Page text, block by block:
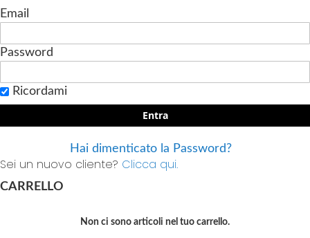
Email
Password
Ricordami
Entra
Hai dimenticato la Password?
Sei un nuovo cliente? Clicca qui.
CARRELLO
Non ci sono articoli nel tuo carrello.